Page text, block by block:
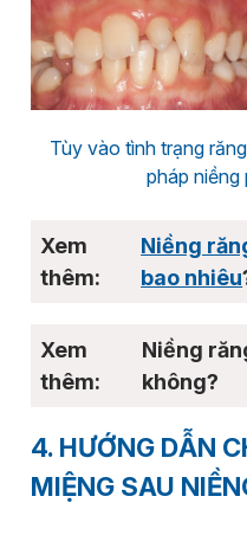
Tùy vào tình trạng
pháp niềng
Niềng
bao nhiêu
Niềng
không?
4. HƯỚNG DẪN
MIỆNG SAU